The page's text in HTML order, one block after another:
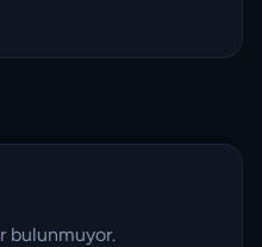
bulunmuyor.